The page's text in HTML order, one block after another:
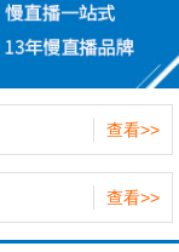
查看>>
查看>>